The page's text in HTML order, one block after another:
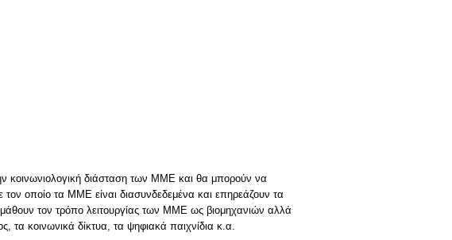
κοινωνιολογική διάσταση των ΜΜΕ και θα μπορούν να
οποίο τα ΜΜΕ είναι διασυνδεδεμένα και επηρεάζουν τα
τον τρόπο λειτουργίας των ΜΜΕ ως βιομηχανιών αλλά
τα κοινωνικά δίκτυα, τα ψηφιακά παιχνίδια κ.α.